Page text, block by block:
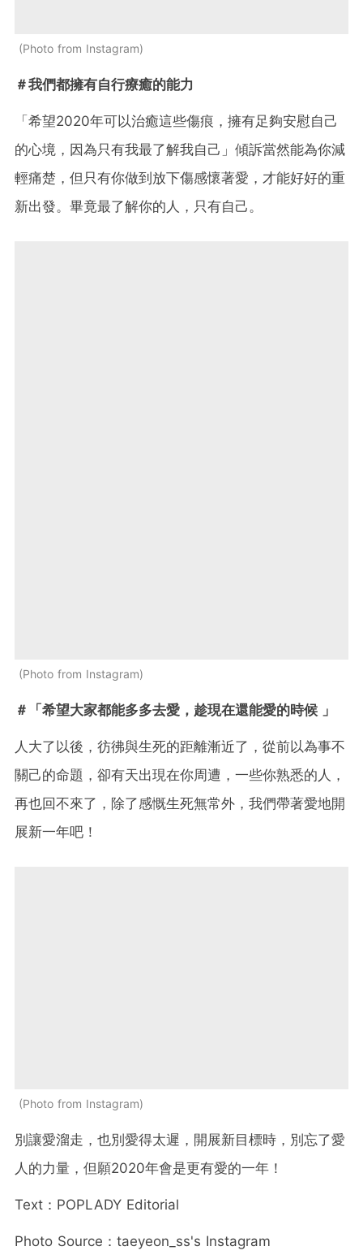
Photo from Instagram
＃我們都擁有自行療癒的能力
「希望2020年可以治癒這些傷痕，擁有足夠安慰自己
的心境，因為只有我最了解我自己」傾訴當然能為你減
輕痛楚，但只有你做到放下傷感懷著愛，才能好好的重
新出發。畢竟最了解你的人，只有自己。
Photo from Instagram
＃「希望大家都能多多去愛，趁現在還能愛的時候 」
人大了以後，彷彿與生死的距離漸近了，從前以為事不
關己的命題，卻有天出現在你周遭，一些你熟悉的人，
再也回不來了，除了感慨生死無常外，我們帶著愛地開
展新一年吧！
Photo from Instagram
別讓愛溜走，也別愛得太遲，開展新目標時，別忘了愛
人的力量，但願2020年會是更有愛的一年！
Text：POPLADY Editorial
Photo Source：taeyeon_ss's Instagram